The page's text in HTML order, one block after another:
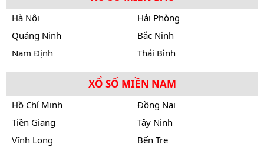
Hà Nội
Hải Phòng
Quảng Ninh
Bắc Ninh
Nam Định
Thái Bình
XỔ SỐ MIỀN NAM
Hồ Chí Minh
Đồng Nai
Tiền Giang
Tây Ninh
Vĩnh Long
Bến Tre